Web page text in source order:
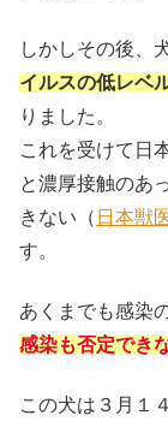
しかしその後、
イルスの低レベ
りました。
これを受けて日
と濃厚接触のあ
きない（ 日本獣
す。
あくまでも感染
感染も否定でき
この犬は３月１